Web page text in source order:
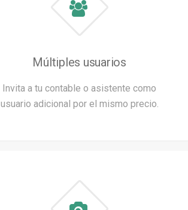
Múltiples usuarios
Invita a tu contable o asistente como
usuario adicional por el mismo precio.